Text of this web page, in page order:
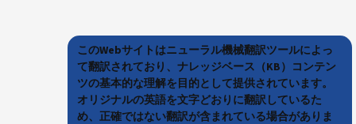
このWebサイトはニューラル機械翻訳ツールによっ
て翻訳されており、ナレッジベース（KB）コンテン
ツの基本的な理解を目的として提供されています。
オリジナルの英語を文字どおりに翻訳しているた
め、正確ではない翻訳が含まれている場合がありま